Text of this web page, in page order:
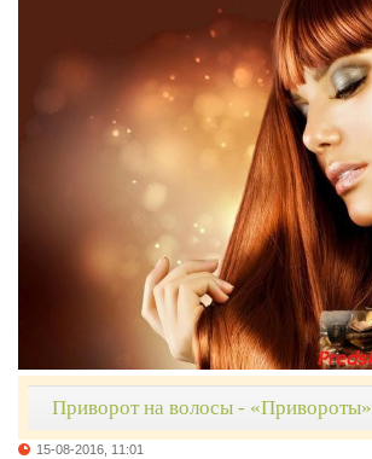
Приворот на волосы - «Привороты»
15-08-2016, 11:01